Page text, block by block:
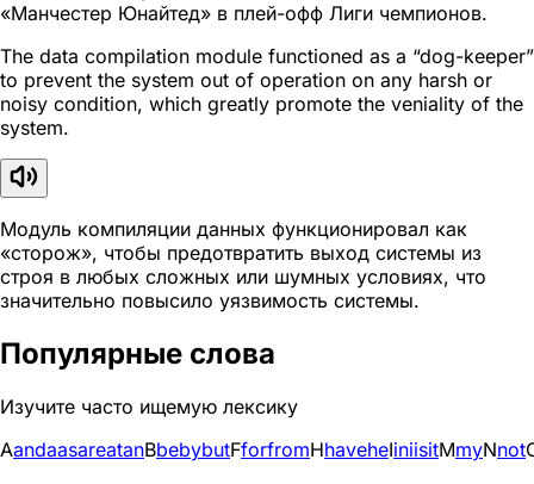
«Манчестер Юнайтед» в плей-офф Лиги чемпионов.
The data compilation module functioned as a “dog-keeper”
to prevent the system out of operation on any harsh or
noisy condition, which greatly promote the veniality of the
system.
Модуль компиляции данных функционировал как
«сторож», чтобы предотвратить выход системы из
строя в любых сложных или шумных условиях, что
значительно повысило уязвимость системы.
Популярные слова
Изучите часто ищемую лексику
AandaasareatanBbebybutFforfromHhaveheIiniisitMmyNnot